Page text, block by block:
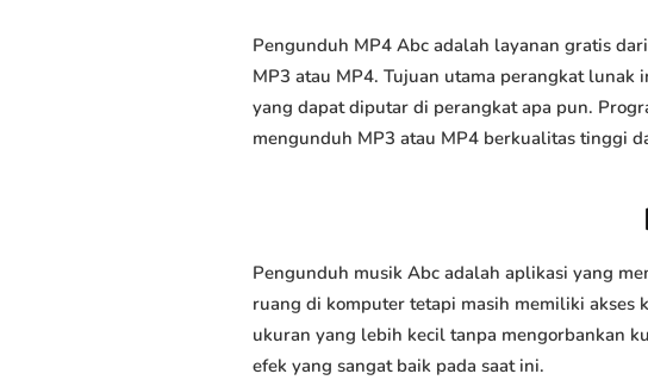
Pengunduh MP4 Abc adalah layanan gratis
MP3 atau MP4. Tujuan utama perangkat
yang dapat diputar di perangkat apa pun.
mengunduh MP3 atau MP4 berkualitas tinggi
Pengunduh musik Abc adalah aplikasi yang
ruang di komputer tetapi masih memiliki
ukuran yang lebih kecil tanpa mengorbankan
efek yang sangat baik pada saat ini.